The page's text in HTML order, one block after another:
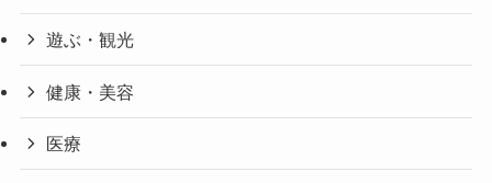
遊ぶ・観光
健康・美容
医療